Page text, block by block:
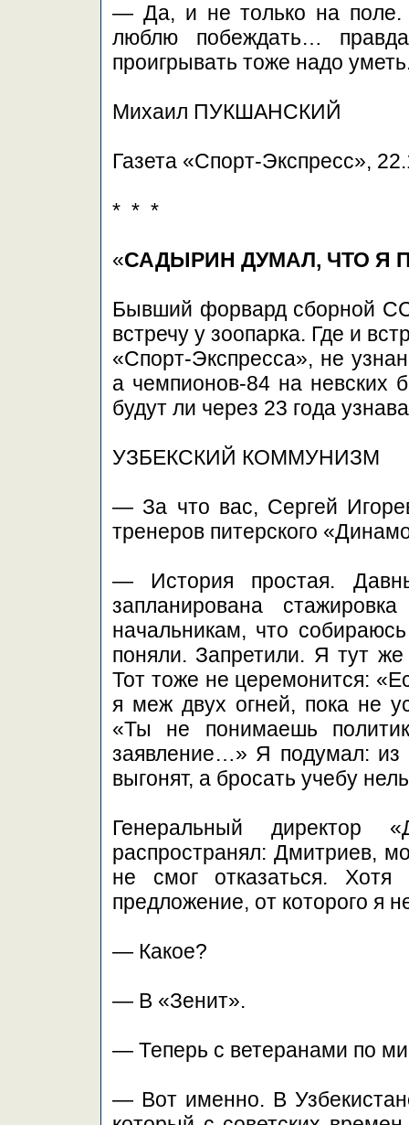
— Да, и не только на
люблю побеждать…
проигрывать тоже надо
Михаил ПУКШАНСКИЙ
Газета «Спорт-Экспресс»,
* * *
«САДЫРИН ДУМАЛ, ЧТО Я
Бывший форвард сборной
встречу у зоопарка. Где и
«Спорт-Экспресса», не
а чемпионов-84 на невских
будут ли через 23 года
УЗБЕКСКИЙ КОММУНИЗМ
— За что вас, Сергей
тренеров питерского
— История простая.
запланирована
начальникам, что
поняли. Запретили. Я тут
Тот тоже не церемонится:
я меж двух огней, пока не
«Ты не понимаешь
заявление…» Я подумал: из
выгонят, а бросать учебу
Генеральный директор
распространял: Дмитриев,
не смог отказаться.
предложение, от которого я
— Какое?
— В «Зенит».
— Теперь с ветеранами по
— Вот именно. В